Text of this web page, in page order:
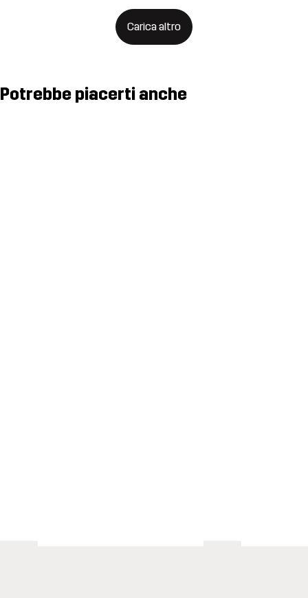
Carica altro
Potrebbe piacerti anche